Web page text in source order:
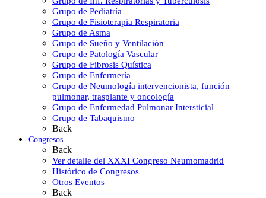
Grupo de Pediatría
Grupo de Fisioterapia Respiratoria
Grupo de Asma
Grupo de Sueño y Ventilación
Grupo de Patología Vascular
Grupo de Fibrosis Quística
Grupo de Enfermería
Grupo de Neumología intervencionista, función
pulmonar, trasplante y oncología
Grupo de Enfermedad Pulmonar Intersticial
Grupo de Tabaquismo
Back
Congresos
Back
Ver detalle del XXXI Congreso Neumomadrid
Histórico de Congresos
Otros Eventos
Back